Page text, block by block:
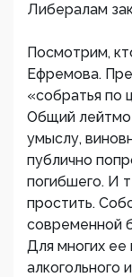
Либералам
Посмотрим,
Ефремова.
«собратья по
Общий
умыслу,
публично
погибшего. И
простить.
современной
Для многих ее
алкогольного